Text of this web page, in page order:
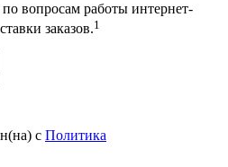
вопросам работы интернет-
заказов.1
с Политика